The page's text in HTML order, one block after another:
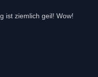
ist ziemlich geil! Wow!